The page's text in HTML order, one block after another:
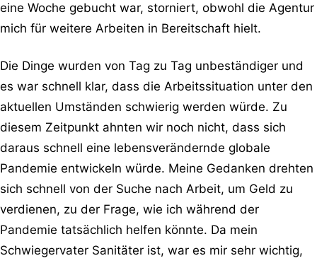
eine Woche gebucht war, storniert, obwohl die Agentur
mich für weitere Arbeiten in Bereitschaft hielt.
Die Dinge wurden von Tag zu Tag unbeständiger und
es war schnell klar, dass die Arbeitssituation unter den
aktuellen Umständen schwierig werden würde. Zu
diesem Zeitpunkt ahnten wir noch nicht, dass sich
daraus schnell eine lebensverändernde globale
Pandemie entwickeln würde. Meine Gedanken drehten
sich schnell von der Suche nach Arbeit, um Geld zu
verdienen, zu der Frage, wie ich während der
Pandemie tatsächlich helfen könnte. Da mein
Schwiegervater Sanitäter ist, war es mir sehr wichtig,